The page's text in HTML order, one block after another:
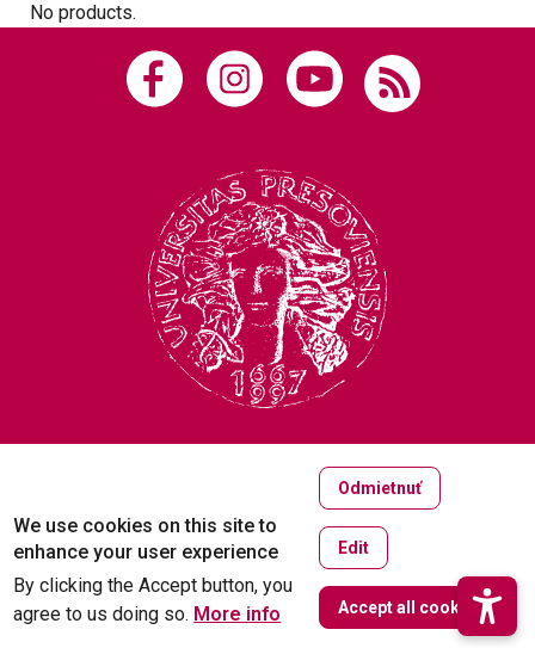
No products.
Copyright © 2005-2026
University of Prešov in Prešov
Created by
ActivIT
We use cookies on this site to
enhance your user experience
By clicking the Accept button, you
agree to us doing so. More info
Odmietnuť
Edit
Accept all cookies